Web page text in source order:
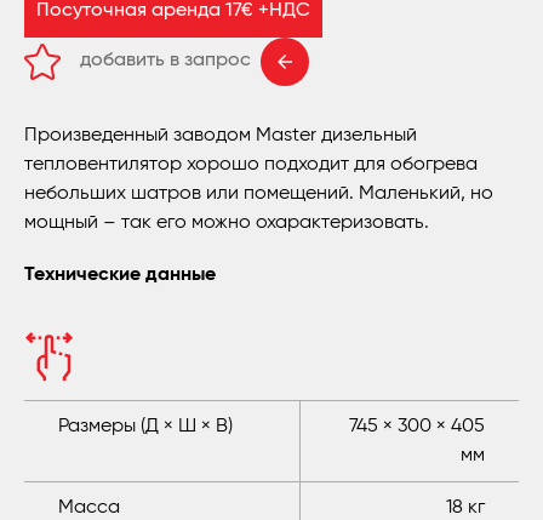
Посуточная аренда 17€ +НДС
добавить в запрос
Произведенный заводом Master дизельный
тепловентилятор хорошо подходит для обогрева
небольших шатров или помещений. Маленький, но
мощный – так его можно охарактеризовать.
Технические данные
Размеры (Д × Ш × В)
745 × 300 × 405
мм
Масса 18 кг